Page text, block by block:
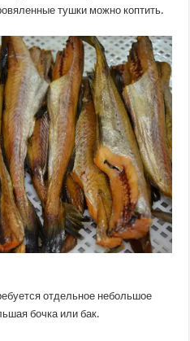
тушки можно коптить.
отдельное небольшое
бочка или бак.